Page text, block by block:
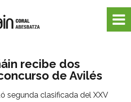
recibe dos
de Avilés
segunda clasificada del XXV